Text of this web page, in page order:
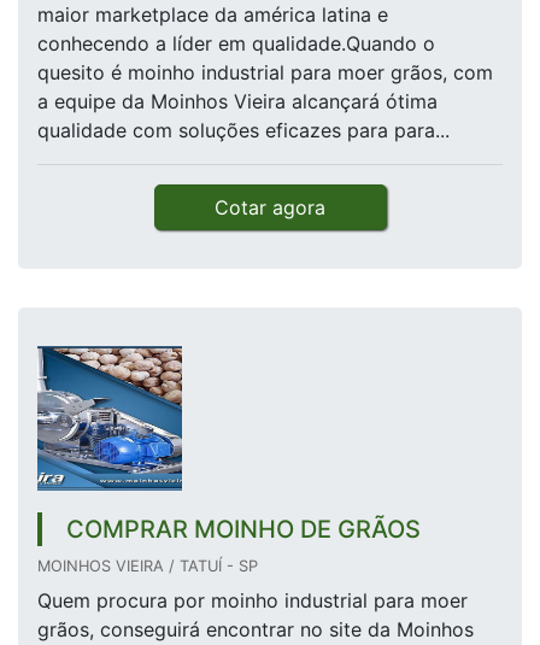
maior marketplace da américa latina e
conhecendo a líder em qualidade.Quando o
quesito é moinho industrial para moer grãos, com
a equipe da Moinhos Vieira alcançará ótima
qualidade com soluções eficazes para para...
Cotar agora
COMPRAR MOINHO DE GRÃOS
MOINHOS VIEIRA / TATUÍ - SP
Quem procura por moinho industrial para moer
grãos, conseguirá encontrar no site da Moinhos